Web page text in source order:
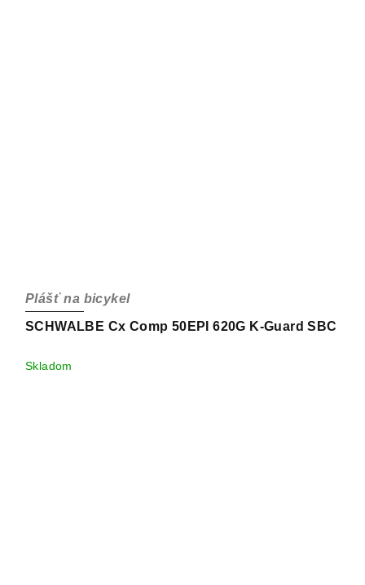
SCHWALBE Cx Comp 50EPI 620G K-Guard SBC
Plášť na bicykel
Skladom